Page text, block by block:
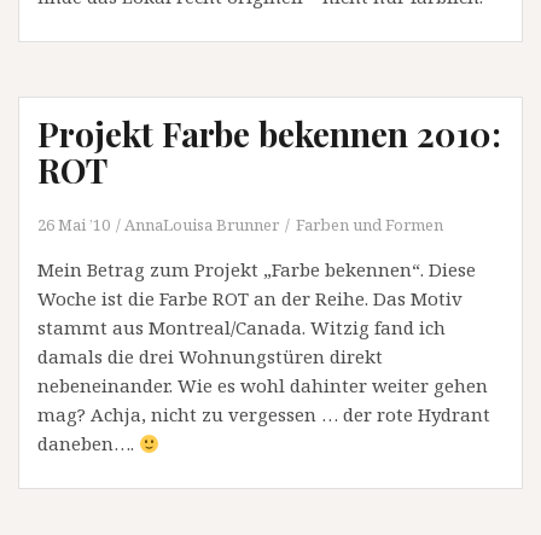
Projekt Farbe bekennen 2010:
ROT
26 Mai ’10 AnnaLouisa Brunner Farben und Formen
Mein Betrag zum Projekt „Farbe bekennen“. Diese
Woche ist die Farbe ROT an der Reihe. Das Motiv
stammt aus Montreal/Canada. Witzig fand ich
damals die drei Wohnungstüren direkt
nebeneinander. Wie es wohl dahinter weiter gehen
mag? Achja, nicht zu vergessen … der rote Hydrant
daneben….